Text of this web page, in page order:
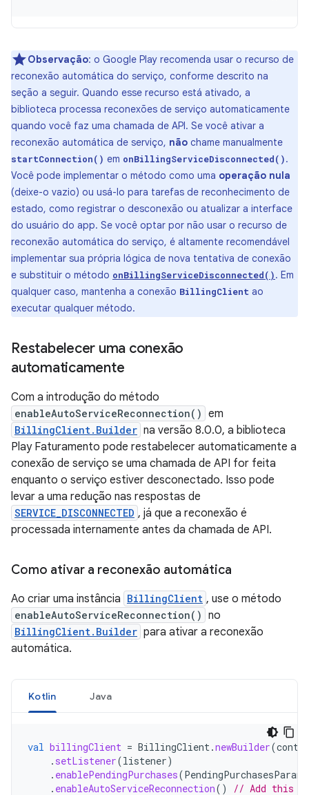
Observação: o Google Play recomenda usar o recurso de
reconexão automática do serviço, conforme descrito na
seção a seguir. Quando esse recurso está ativado, a
biblioteca processa reconexões de serviço automaticamente
quando você faz uma chamada de API. Se você ativar a
reconexão automática de serviço, não chame manualmente
startConnection() em onBillingServiceDisconnected().
Você pode implementar o método como uma operação nula
(deixe-o vazio) ou usá-lo para tarefas de reconhecimento de
estado, como registrar o desconexão ou atualizar a interface
do usuário do app. Se você optar por não usar o recurso de
reconexão automática do serviço, é altamente recomendável
implementar sua própria lógica de nova tentativa de conexão
e substituir o método onBillingServiceDisconnected(). Em
qualquer caso, mantenha a conexão BillingClient ao
executar qualquer método.
Restabelecer uma conexão
automaticamente
Com a introdução do método
enableAutoServiceReconnection() em
BillingClient.Builder na versão 8.0.0, a biblioteca
Play Faturamento pode restabelecer automaticamente a
conexão de serviço se uma chamada de API for feita
enquanto o serviço estiver desconectado. Isso pode
levar a uma redução nas respostas de
SERVICE_DISCONNECTED , já que a reconexão é
processada internamente antes da chamada de API.
Como ativar a reconexão automática
Ao criar uma instância BillingClient , use o método
enableAutoServiceReconnection() no
BillingClient.Builder para ativar a reconexão
automática.
Kotlin Java
val billingClient = BillingClient.newBuilder(
. setListener(listener)
. enablePendingPurchases(PendingPurchasesParams
. enableAutoServiceReconnection() // Add this